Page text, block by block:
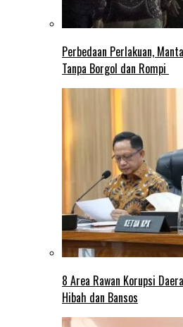
Perbedaan Perlakuan,
Tanpa Borgol dan Rompi
8 Area Rawan Korupsi
Hibah dan Bansos